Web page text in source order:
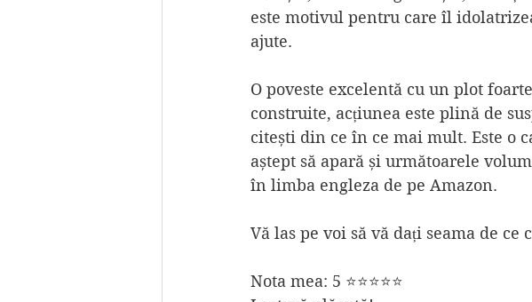
este motivul pentru care îl
ajute.
O poveste excelentă cu un plot
construite, acțiunea este plină de
citești din ce în ce mai mult. Este o
aștept să apară și următoarele
în limba engleza de pe Amazon.
Vă las pe voi să vă dați seama de
Nota mea: 5 ⭐⭐⭐⭐⭐